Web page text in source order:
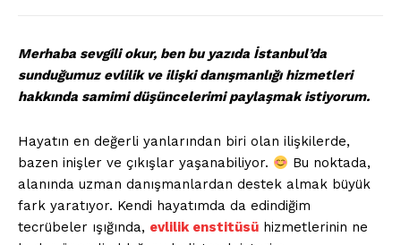
Merhaba sevgili okur, ben bu yazıda İstanbul’da
sunduğumuz evlilik ve ilişki danışmanlığı hizmetleri
hakkında samimi düşüncelerimi paylaşmak istiyorum.
Hayatın en değerli yanlarından biri olan ilişkilerde,
bazen inişler ve çıkışlar yaşanabiliyor.
Bu noktada,
alanında uzman danışmanlardan destek almak büyük
fark yaratıyor. Kendi hayatımda da edindiğim
tecrübeler ışığında, evlilik enstitüsü hizmetlerinin ne